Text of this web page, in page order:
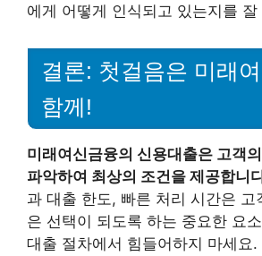
에게 어떻게 인식되고 있는지를
결론: 첫걸음은 미래
함께!
미래여신금융의 신용대출은 고객
파악하여 최상의 조건을 제공합니
과 대출 한도, 빠른 처리 시간은 고
은 선택이 되도록 하는 중요한 요
대출 절차에서 힘들어하지 마세요